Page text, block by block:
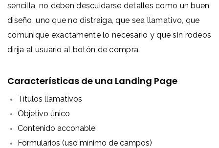
sencilla, no deben descuidarse detalles como un buen
diseño, uno que no distraiga, que sea llamativo, que
comunique exactamente lo necesario y que sin rodeos
dirija al usuario al botón de compra.
Características de una Landing Page
Títulos llamativos
Objetivo único
Contenido acconable
Formularios (uso mínimo de campos)